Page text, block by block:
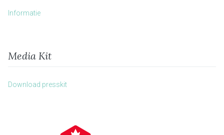
Informatie
Media Kit
Download presskit